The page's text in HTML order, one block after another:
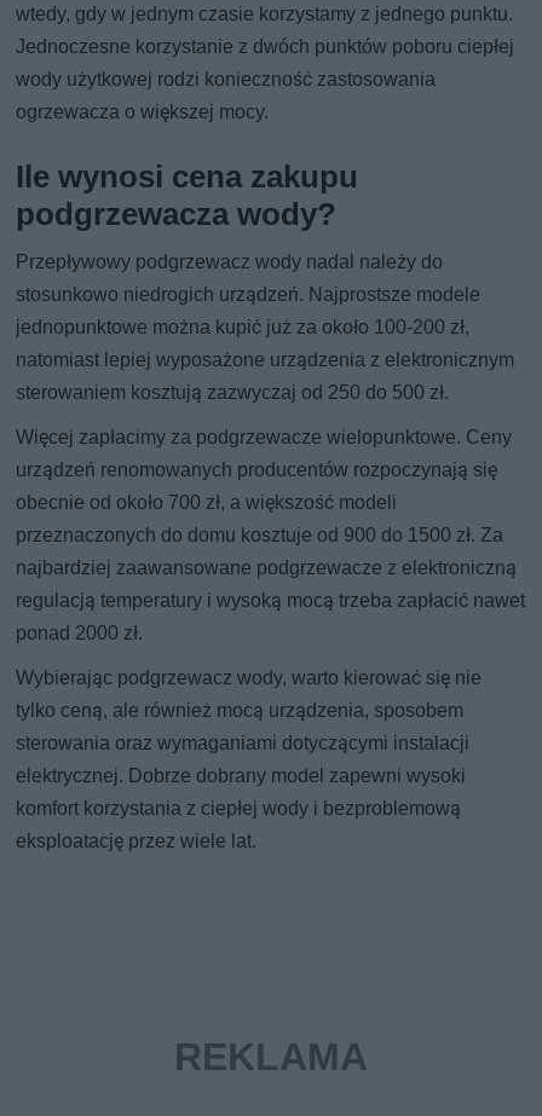
wtedy, gdy w jednym czasie korzystamy z jednego punktu.
Jednoczesne korzystanie z dwóch punktów poboru ciepłej
wody użytkowej rodzi konieczność zastosowania
ogrzewacza o większej mocy.
Ile wynosi cena zakupu
podgrzewacza wody?
Przepływowy podgrzewacz wody nadal należy do
stosunkowo niedrogich urządzeń. Najprostsze modele
jednopunktowe można kupić już za około 100-200 zł,
natomiast lepiej wyposażone urządzenia z elektronicznym
sterowaniem kosztują zazwyczaj od 250 do 500 zł.
Więcej zapłacimy za podgrzewacze wielopunktowe. Ceny
urządzeń renomowanych producentów rozpoczynają się
obecnie od około 700 zł, a większość modeli
przeznaczonych do domu kosztuje od 900 do 1500 zł. Za
najbardziej zaawansowane podgrzewacze z elektroniczną
regulacją temperatury i wysoką mocą trzeba zapłacić nawet
ponad 2000 zł.
Wybierając podgrzewacz wody, warto kierować się nie
tylko ceną, ale również mocą urządzenia, sposobem
sterowania oraz wymaganiami dotyczącymi instalacji
elektrycznej. Dobrze dobrany model zapewni wysoki
komfort korzystania z ciepłej wody i bezproblemową
eksploatację przez wiele lat.